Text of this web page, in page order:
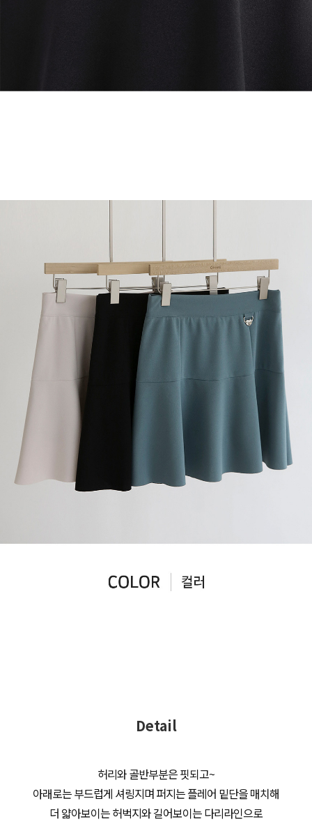
Detail
허리와 골반부분은 핏되고~
아래로는 부드럽게 셔링지며 퍼지는 플레어 밑단을 매치해
더 얇아보이는 허벅지와 길어보이는 다리라인으로